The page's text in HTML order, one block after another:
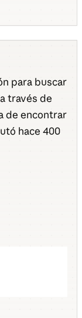
para buscar
través de
de encontrar
hace 400